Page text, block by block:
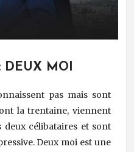
DEUX MOI
pas mais sont
la trentaine, viennent
deux célibataires et sont
Deux moi est une